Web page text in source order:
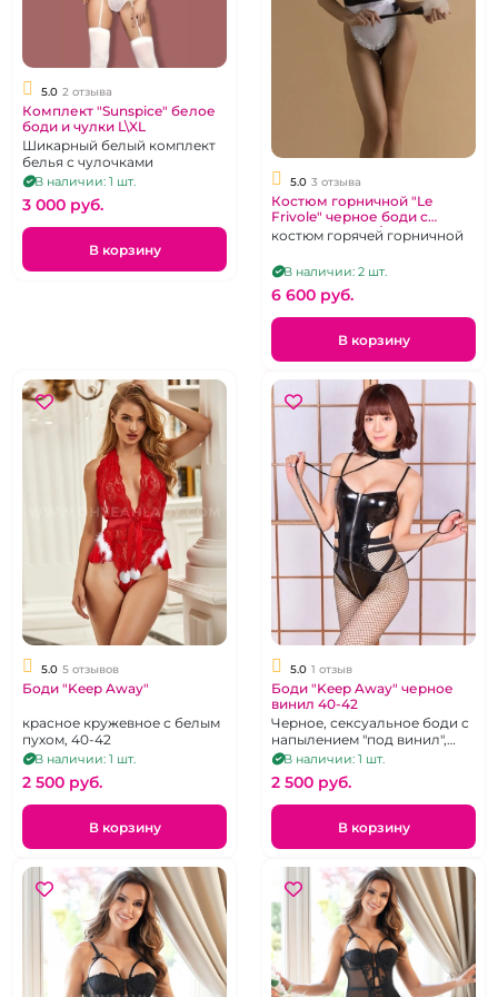
5.0 2 отзыва
Комплект "Sunspice" белое
боди и чулки L\XL
Шикарный белый комплект
белья с чулочками
В наличии: 1 шт.
3 000 pуб.
В корзину
5.0 3 отзыва
Костюм горничной "Le
Frivole" черное боди с
передником (L/XL)
костюм горячей горничной
В наличии: 2 шт.
6 600 pуб.
В корзину
5.0 5 отзывов
Боди "Keep Away"
красное кружевное с белым
пухом, 40-42
В наличии: 1 шт.
2 500 pуб.
В корзину
5.0 1 отзыв
Боди "Keep Away" черное
винил 40-42
Черное, сексуальное боди с
напылением "под винил",
пажами для чулок и
застёжкой на молнии.
В наличии: 1 шт.
2 500 pуб.
В корзину